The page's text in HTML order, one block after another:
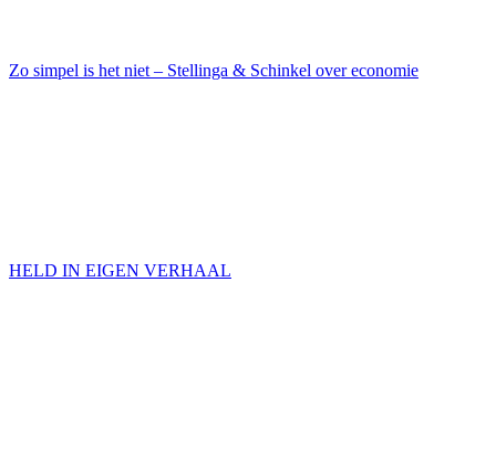
Zo simpel is het niet – Stellinga & Schinkel over economie
HELD IN EIGEN VERHAAL